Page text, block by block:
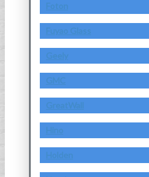
Foton
Fuyao Glass
Geely
GMC
GreatWall
Hino
Holden